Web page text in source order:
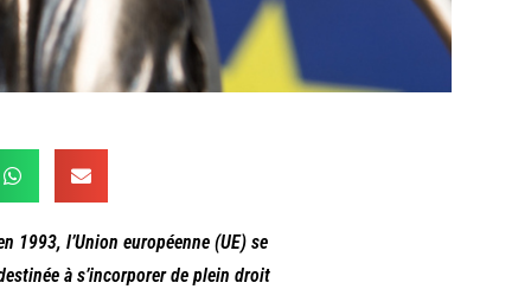
1993, l’Union européenne (UE) se
à s’incorporer de plein droit